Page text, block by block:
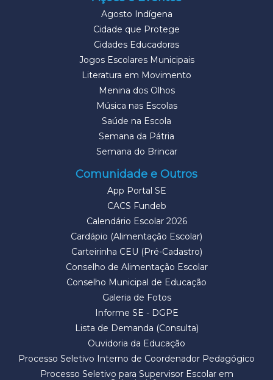
Agosto Indígena
Cidade que Protege
Cidades Educadoras
Jogos Escolares Municipais
Literatura em Movimento
Menina dos Olhos
Música nas Escolas
Saúde na Escola
Semana da Pátria
Semana do Brincar
Comunidade e Outros
App Portal SE
CACS Fundeb
Calendário Escolar 2026
Cardápio (Alimentação Escolar)
Carteirinha CEU (Pré-Cadastro)
Conselho de Alimentação Escolar
Conselho Municipal de Educação
Galeria de Fotos
Informe SE - DGPE
Lista de Demanda (Consulta)
Ouvidoria da Educação
Processo Seletivo Interno de Coordenador Pedagógico
Processo Seletivo para Supervisor Escolar em